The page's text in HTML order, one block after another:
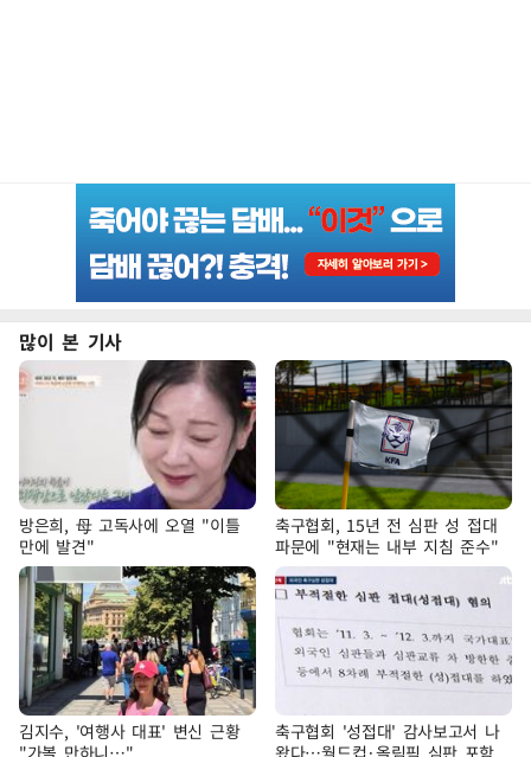
많이 본 기사
방은희, 母 고독사에 오열 "이틀
만에 발견"
축구협회, 15년 전 심판 성 접대
파문에 "현재는 내부 지침 준수"
김지수, '여행사 대표' 변신 근황
"가볼 만하니…"
축구협회 '성접대' 감사보고서 나
왔다…월드컵·올림픽 심판 포함